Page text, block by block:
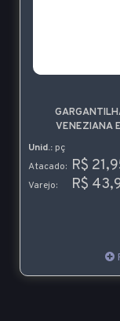
VENEZIANA
Unid.: pç
Atacado: R$
Varejo: R$